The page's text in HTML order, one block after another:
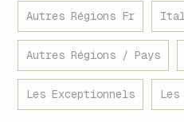
Autres Régions Fr
Autres Régions / Pays
Les Exceptionnels